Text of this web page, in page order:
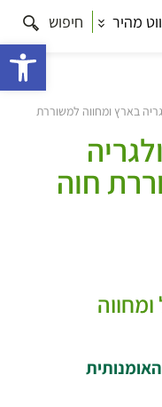
מהיר חיפוש
בארץ ומחווה למשוררת
חוה